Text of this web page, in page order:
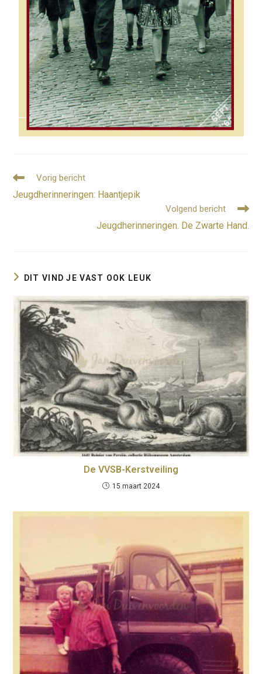
Lees
artikelen
Vorig bericht
Jeugdherinneringen: Haantjepik
Volgend bericht
Jeugdherinneringen. De Zwarte Hand.
DIT VIND JE VAST OOK LEUK
De VVSB-Kerstveiling
15 maart 2024